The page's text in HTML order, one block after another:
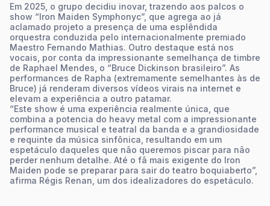
Em 2025, o grupo decidiu inovar, trazendo aos palcos o
show “Iron Maiden Symphonyc”, que agrega ao já
aclamado projeto a presença de uma esplêndida
orquestra conduzida pelo internacionalmente premiado
Maestro Fernando Mathias. Outro destaque está nos
vocais, por conta da impressionante semelhança de timbre
de Raphael Mendes, o “Bruce Dickinson brasileiro”. As
performances de Rapha (extremamente semelhantes às de
Bruce) já renderam diversos vídeos virais na internet e
elevam a experiência a outro patamar.
“Este show é uma experiência realmente única, que
combina a potencia do heavy metal com a impressionante
performance musical e teatral da banda e a grandiosidade
e requinte da música sinfônica, resultando em um
espetáculo daqueles que não queremos piscar para não
perder nenhum detalhe. Até o fã mais exigente do Iron
Maiden pode se preparar para sair do teatro boquiaberto”,
afirma Régis Renan, um dos idealizadores do espetáculo.